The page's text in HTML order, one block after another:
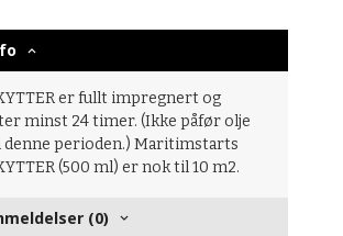
er fullt impregnert og
minst 24 timer. (Ikke påfør olje
denne perioden.) Maritimstarts
(500 ml) er nok til 10 m2.
(0)